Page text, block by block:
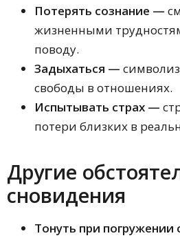
Потерять сознание —
жизненными
поводу.
Задыхаться —
свободы в отношениях.
Испытывать страх —
потери близких в
Другие
сновидения
Тонуть при погружении